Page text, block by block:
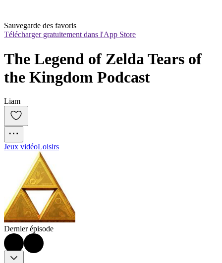
Sauvegarde des favoris
Télécharger gratuitement dans l'App Store
The Legend of Zelda Tears of
the Kingdom Podcast
Liam
Jeux vidéoLoisirs
Dernier épisode